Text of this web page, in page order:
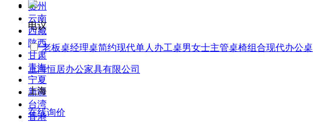
贵州
云南
西藏
陕西
甘肃
青海
宁夏
新疆
台湾
香港
电议
老板桌经理桌简约现代单人办工桌男女士主管桌椅组合现代办公桌
上海恒居办公家具有限公司
上海
在线询价